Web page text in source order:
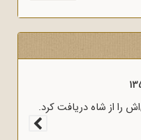
در لبیک به پیام امام
آگاه‌سازی در منبرهای ماه